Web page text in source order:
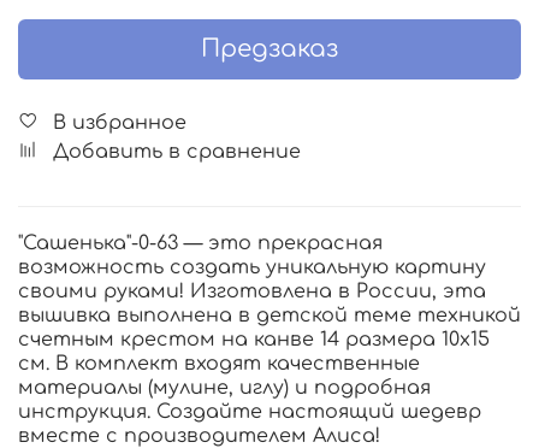
Предзаказ
В избранное
Добавить в сравнение
"Сашенька"-0-63 — это прекрасная
возможность создать уникальную картину
своими руками! Изготовлена в России, эта
вышивка выполнена в детской теме техникой
счетным крестом на канве 14 размера 10х15
см. В комплект входят качественные
материалы (мулине, иглу) и подробная
инструкция. Создайте настоящий шедевр
вместе с производителем Алиса!